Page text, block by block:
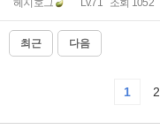
헤지호그 Lv.71 조회 1052
최근 다음
1 2